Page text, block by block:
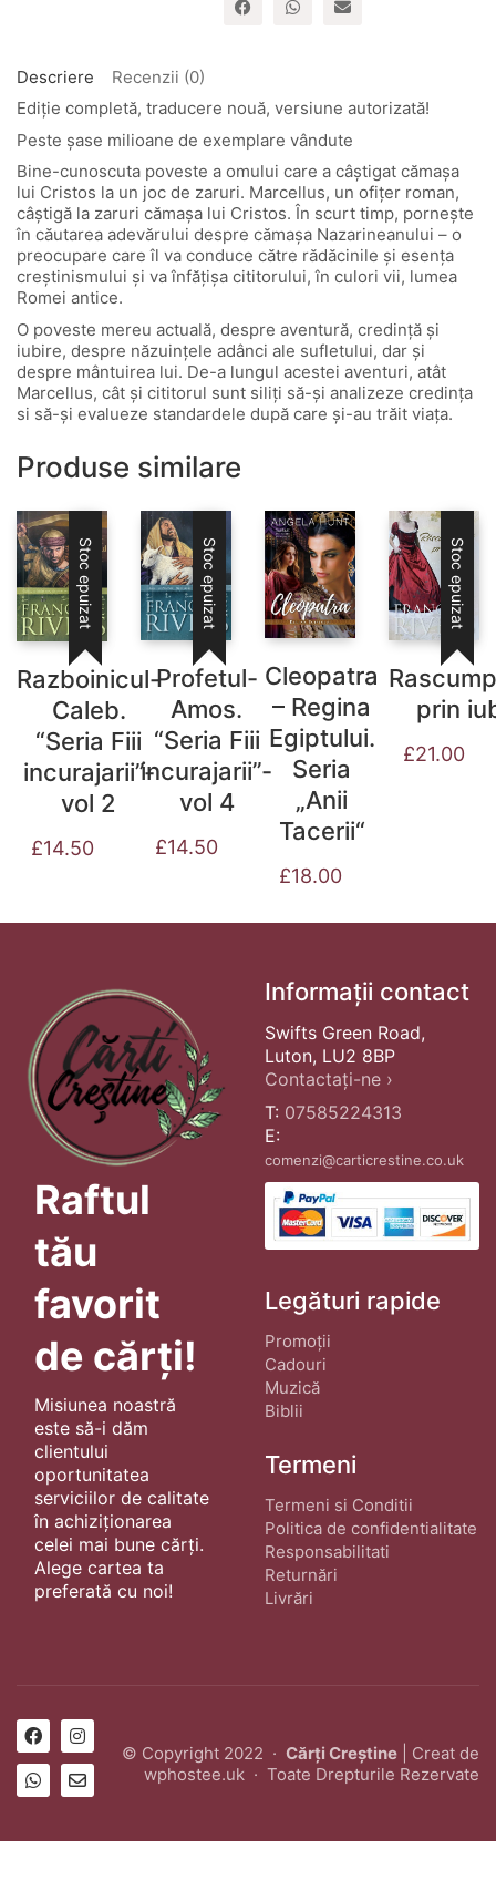
Descriere
Recenzii (0)
Ediție completă, traducere nouă, versiune autorizată!
Peste șase milioane de exemplare vândute
Bine-cunoscuta poveste a omului care a câștigat cămașa
lui Cristos la un joc de zaruri. Marcellus, un ofițer roman,
câștigă la zaruri cămașa lui Cristos. În scurt timp, pornește
în căutarea adevărului despre cămașa Nazarineanului – o
preocupare care îl va conduce către rădăcinile și esența
creștinismului și va înfățișa cititorului, în culori vii, lumea
Romei antice.
O poveste mereu actuală, despre aventură, credință și
iubire, despre năzuințele adânci ale sufletului, dar și
despre mântuirea lui. De-a lungul acestei aventuri, atât
Marcellus, cât și cititorul sunt siliți să-și analizeze credința
si să-și evalueze standardele după care și-au trăit viața.
Produse similare
Stoc epuizat
Razboinicul-
Caleb.
“Seria Fiii
incurajarii”-
vol 2
£14.50
Stoc epuizat
Profetul-
Amos.
“Seria Fiii
incurajarii”-
vol 4
£14.50
Cleopatra
– Regina
Egiptului.
Seria
„Anii
Tacerii“
£18.00
Stoc epuizat
prin
£21.00
Raftul
tău
favorit
de cărți!
Misiunea noastră
este să-i dăm
clientului
oportunitatea
serviciilor de calitate
în achiziționarea
celei mai bune cărți.
Alege cartea ta
preferată cu noi!
Informații contact
Swifts Green Road,
Luton, LU2 8BP
Contactați-ne ›
T: 07585224313
E:
comenzi@carticrestine.co.uk
Legături rapide
Promoții
Cadouri
Muzică
Biblii
Termeni
Termeni si Conditii
Politica de confidentialitate
Responsabilitati
Returnări
Livrări
© Copyright 2022 · Cărți Creștine | Creat de
wphostee.uk · Toate Drepturile Rezervate